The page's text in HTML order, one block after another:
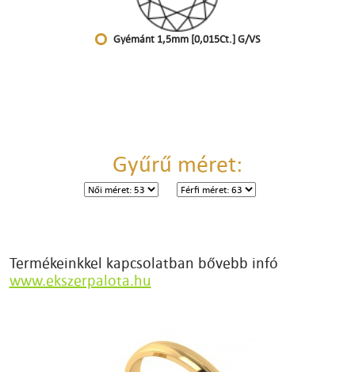
Gyémánt 1,5mm [0,015Ct.] G/VS
Gyűrű méret:
Termékeinkkel kapcsolatban bővebb infó
www.ekszerpalota.hu